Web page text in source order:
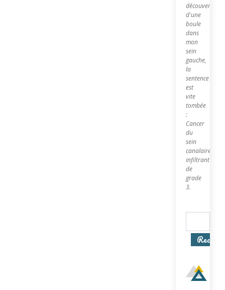
découverte
d'une
boule
dans
mon
sein
gauche,
la
sentence
est
vite
tombée
:
Cancer
du
sein
canalaire
infiltrant
de
grade
3.